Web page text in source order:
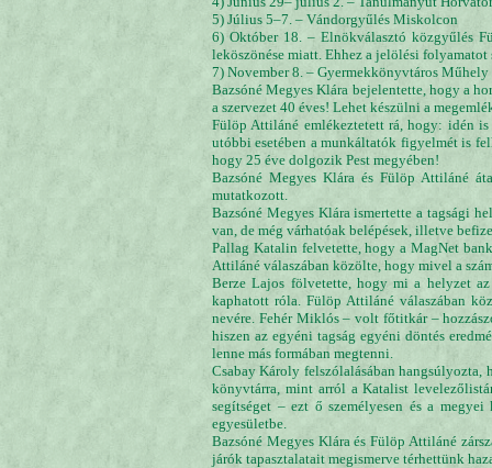
5) Július 5–7. – Vándorgyűlés Miskolcon
6) Október 18. – Elnökválasztó közgyűlés
leköszönése miatt. Ehhez a jelölési
7) November 8. – Gyermekkönyvtáros
Bazsóné Megyes Klára bejelentette, hogy a
a szervezet 40 éves! Lehet készülni a
Fülöp Attiláné emlékeztetett rá, hogy: idén
utóbbi esetében a munkáltatók figyelmét is
hogy 25 éve dolgozik Pest megyében!
Bazsóné Megyes Klára és Fülöp Attiláné
mutatkozott.
Bazsóné Megyes Klára ismertette a tagsági
van, de még várhatóak belépések, illetve
Pallag Katalin felvetette, hogy a MagNet
Attiláné válaszában közölte, hogy mivel a
Berze Lajos fölvetette, hogy mi a helyzet
kaphatott róla. Fülöp Attiláné válaszában
nevére. Fehér Miklós – volt főtitkár –
hiszen az egyéni tagság egyéni döntés
lenne más formában megtenni.
Csabay Károly felszólalásában
könyvtárra, mint arról a Katalist
segítséget – ezt ő személyesen és a
egyesületbe.
Bazsóné Megyes Klára és Fülöp Attiláné
járók tapasztalatait megismerve térhettünk